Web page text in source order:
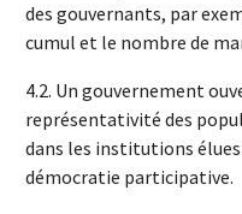
des gouvernants, par
cumul et le nombre de
4.2. Un gouvernement
représentativité des
dans les institutions élues
démocratie participative.